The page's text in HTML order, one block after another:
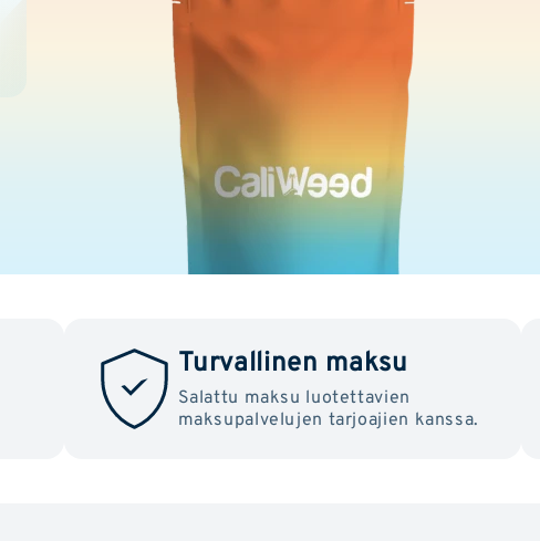
Turvallinen maksu
Salattu maksu luotettavien
maksupalvelujen tarjoajien kanssa.